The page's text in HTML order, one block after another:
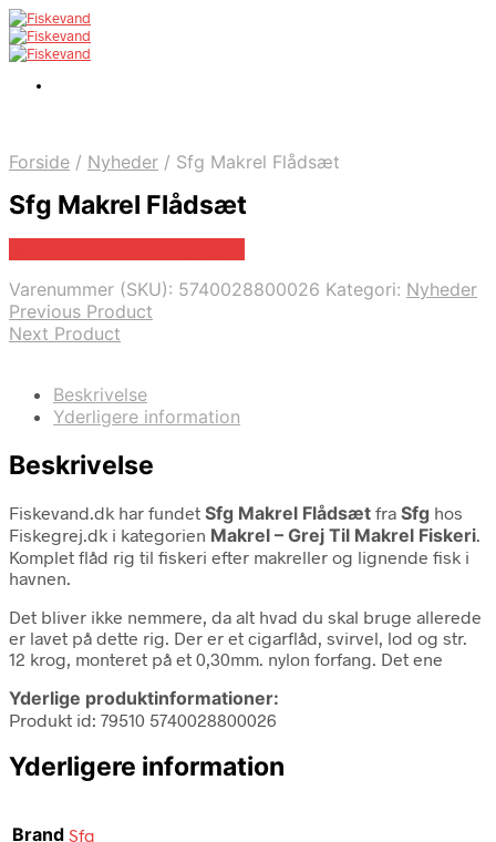
Forside / Nyheder / Sfg Makrel Flådsæt
Sfg Makrel Flådsæt
Varenummer (SKU): 5740028800026 Kategori: Nyheder
Previous Product
Next Product
Beskrivelse
Yderligere information
Beskrivelse
Fiskevand.dk har fundet Sfg Makrel Flådsæt fra Sfg hos
Fiskegrej.dk i kategorien Makrel – Grej Til Makrel Fiskeri.
Komplet flåd rig til fiskeri efter makreller og lignende fisk i
havnen.
Det bliver ikke nemmere, da alt hvad du skal bruge allerede
er lavet på dette rig. Der er et cigarflåd, svirvel, lod og str.
12 krog, monteret på et 0,30mm. nylon forfang. Det ene
Yderlige produktinformationer:
Produkt id: 79510 5740028800026
Yderligere information
Brand Sfg